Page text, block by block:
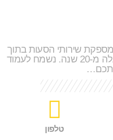
שירותי הסעות בתוך
העיר ומחוצה לה כבר למעלה מ-20 שנה. נשמח לעמוד
טלפון